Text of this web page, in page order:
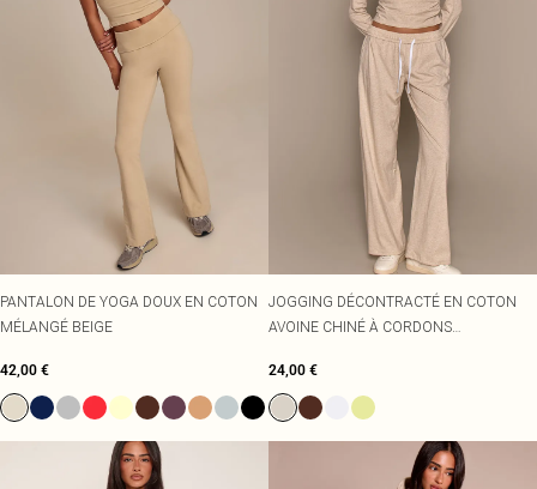
PANTALON DE YOGA DOUX EN COTON
MÉLANGÉ BEIGE
42,00 €
JOGGING DÉCONTRACTÉ EN COTON
AVOINE CHINÉ À CORDONS
24,00 €